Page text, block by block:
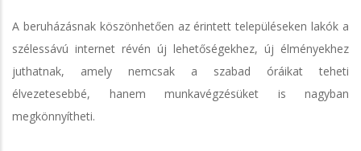
A beruházásnak köszönhetően az érintett településeken lakók a
szélessávú internet révén új lehetőségekhez, új élményekhez
juthatnak, amely nemcsak a szabad óráikat teheti
élvezetesebbé, hanem munkavégzésüket is nagyban
megkönnyítheti.